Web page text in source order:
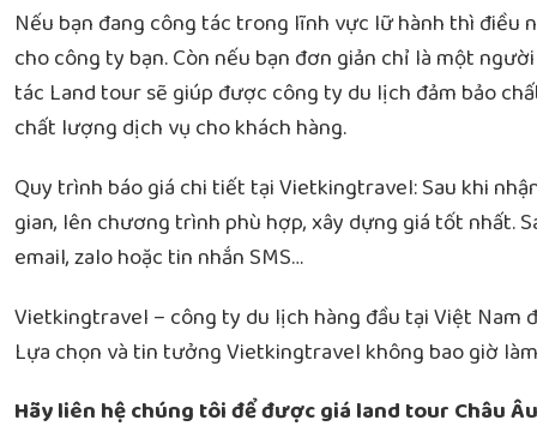
Nếu bạn đang công tác trong lĩnh vực lữ hành thì
cho công ty bạn. Còn nếu bạn đơn giản chỉ là một
tác Land tour sẽ giúp được công ty du lịch đảm bảo
chất lượng dịch vụ cho khách hàng.
Quy trình báo giá chi tiết tại Vietkingtravel: Sau khi
gian, lên chương trình phù hợp, xây dựng giá tốt nhất.
email, zalo hoặc tin nhắn SMS…
Vietkingtravel – công ty du lịch hàng đầu tại Việt Nam
Lựa chọn và tin tưởng Vietkingtravel không bao giờ
Hãy liên hệ chúng tôi để được giá land tour Châu